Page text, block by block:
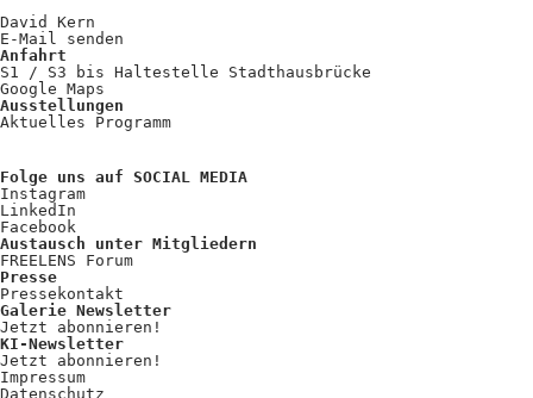
David Kern
E-Mail senden
Anfahrt
S1 / S3 bis Haltestelle Stadthausbrücke
Google Maps
Ausstellungen
Aktuelles Programm
Folge uns auf SOCIAL MEDIA
Instagram
LinkedIn
Facebook
Austausch unter Mitgliedern
FREELENS Forum
Presse
Pressekontakt
Galerie Newsletter
Jetzt abonnieren!
KI-Newsletter
Jetzt abonnieren!
Impressum
Datenschutz